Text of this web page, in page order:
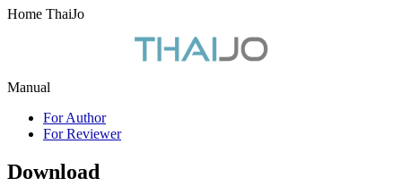
Home ThaiJo
Manual
For Author
For Reviewer
Download